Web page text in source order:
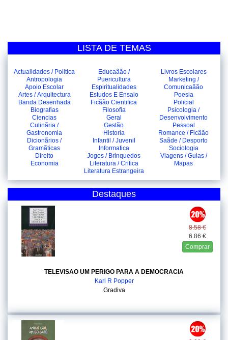
LISTA DE TEMAS
Actualidades / Politica
Antropologia
Apoio Escolar
Artes / Arquitectura
Banda Desenhada
Biografias
Ciencias
Culinãria /
Gastronomia
Dicionãrios /
Gramãticas
Direito
Economia
Educaãão /
Puericultura
Espiritualidades
Estudos E Ensaio
Ficãão Cientifica
Filosofia
Geral
Gestão
Historia
Infantil / Juvenil
Informatica
Jogos / Brinquedos
Literatura / Critica
Literatura Estrangeira
Livros Escolares
Marketing /
Comunicaãão
Poesia
Policial
Psicologia /
Desenvolvimento
Pessoal
Romance / Ficãão
Saãde / Desporto
Sociologia
Viagens / Guias /
Mapas
Destaques
8.58 €
6.86 €
Comprar
TELEVISAO UM PERIGO PARA A DEMOCRACIA
Karl R Popper
Gradiva